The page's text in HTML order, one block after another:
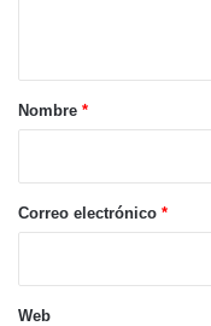
r
*
Nombre *
Correo electrónico *
Web